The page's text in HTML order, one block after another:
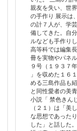
親友を失い、世
の手作り 展示は
の計７人が、学
備してきた。自
ルなども手作り
高等科では編集
冊を実物やパネ
９号（１９３７
」を収めた１６
める三島作品も
と同性愛者の美
小説「 禁色きん
（２１）は「美
な思想であった
した」と話した